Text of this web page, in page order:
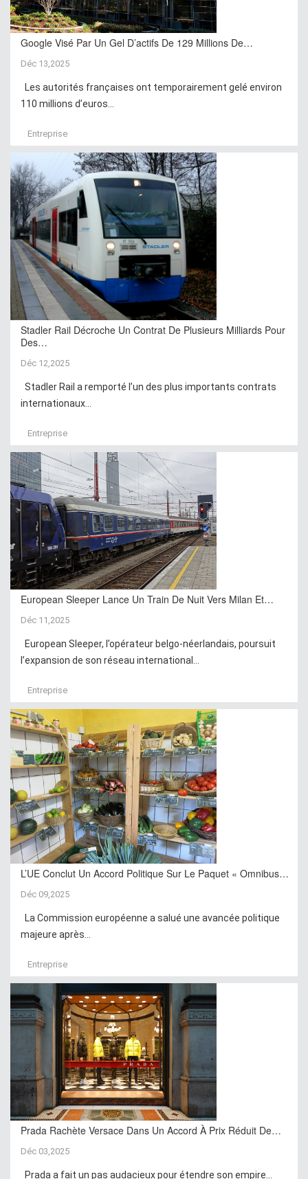
Google Visé Par Un Gel D’actifs De 129 Millions De…
Déc 13,2025
Les autorités françaises ont temporairement gelé environ
110 millions d’euros...
Entreprise
Stadler Rail Décroche Un Contrat De Plusieurs Milliards Pour
Des…
Déc 12,2025
Stadler Rail a remporté l’un des plus importants contrats
internationaux...
Entreprise
European Sleeper Lance Un Train De Nuit Vers Milan Et…
Déc 11,2025
European Sleeper, l’opérateur belgo-néerlandais, poursuit
l’expansion de son réseau international...
Entreprise
L’UE Conclut Un Accord Politique Sur Le Paquet « Omnibus…
Déc 09,2025
La Commission européenne a salué une avancée politique
majeure après...
Entreprise
Prada Rachète Versace Dans Un Accord À Prix Réduit De…
Déc 03,2025
Prada a fait un pas audacieux pour étendre son empire...